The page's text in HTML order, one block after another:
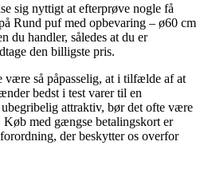
sig nyttigt at efterprøve nogle få
Rund puf med opbevaring – ø60 cm
du handler, således at du er
den billigste pris.
være så påpasselig, at i tilfælde af at
bedst i test varer til en
ubegribelig attraktiv, bør det ofte være
med gængse betalingskort er
der beskytter os overfor